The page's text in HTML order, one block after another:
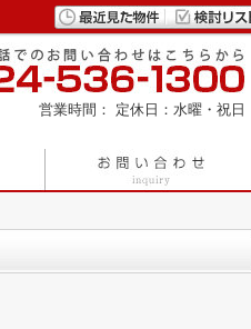
営業時間： 定休日：水曜・祝日